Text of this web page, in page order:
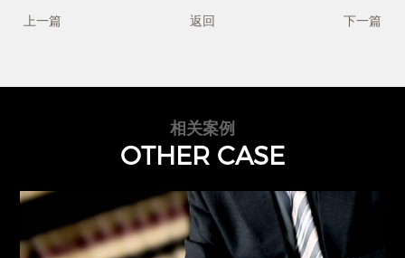
上一篇 下一篇
返回
相关案例
OTHER CASE